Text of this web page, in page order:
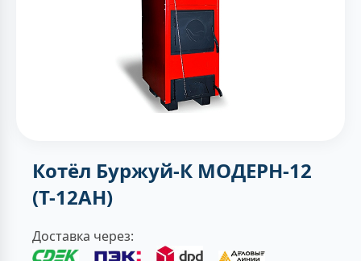
Котёл Буржуй-К МОДЕРН-12
(Т-12АН)
Доставка через: